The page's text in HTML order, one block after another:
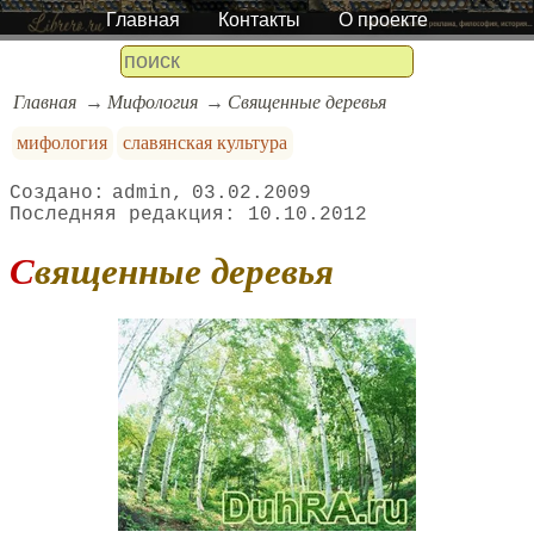
Главная Контакты О проекте
Главная Мифология
Священные деревья
мифология
славянская культура
admin
03.02.2009
10.10.2012
Священные деревья